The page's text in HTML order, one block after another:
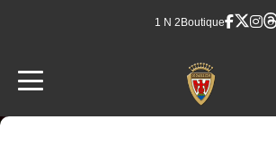
1 N 2 Boutique